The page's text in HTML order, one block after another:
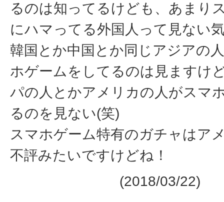
るのは知ってるけども、あまり
にハマってる外国人って見ない
韓国とか中国とか同じアジアの
ホゲームをしてるのは見ますけ
パの人とかアメリカの人がスマ
るのを見ない(笑)
スマホゲーム特有のガチャはア
不評みたいですけどね！
(2018/03/22)